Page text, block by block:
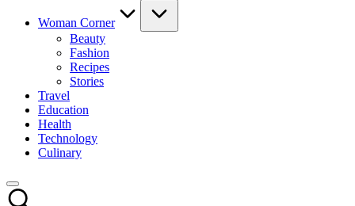
Woman Corner
Beauty
Fashion
Recipes
Stories
Travel
Education
Health
Technology
Culinary